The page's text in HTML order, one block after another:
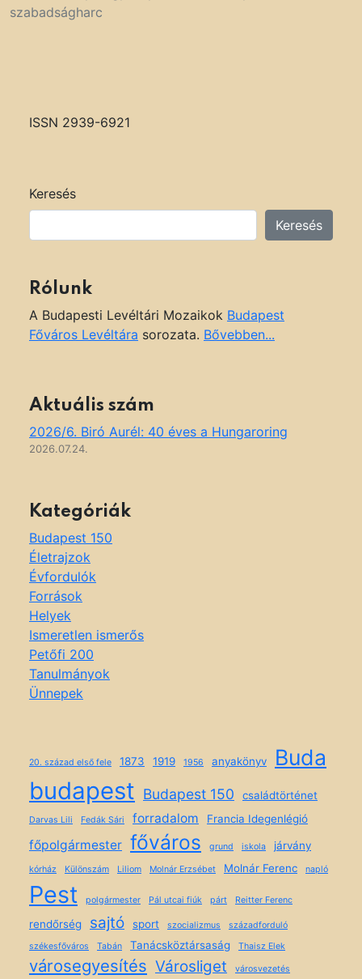
szabadságharc
ISSN 2939-6921
Keresés
Keresés
Rólunk
A Budapesti Levéltári Mozaikok Budapest
Főváros Levéltára sorozata. Bővebben...
Aktuális szám
2026/6. Biró Aurél: 40 éves a Hungaroring
2026.07.24.
Kategóriák
Budapest 150
Életrajzok
Évfordulók
Források
Helyek
Ismeretlen ismerős
Petőfi 200
Tanulmányok
Ünnepek
20. század első fele 1873 1919 1956 anyakönyv Buda
budapest Budapest 150 családtörténet
Darvas Lili Fedák Sári forradalom Francia Idegenlégió
főpolgármester főváros grund iskola járvány
kórház Különszám Liliom Molnár Erzsébet Molnár Ferenc napló
Pest polgármester Pál utcai fiúk párt Reitter Ferenc
rendőrség sajtó sport szocializmus
századforduló
székesfőváros
Tabán Tanácsköztársaság Thaisz Elek
városegyesítés Városliget városvezetés